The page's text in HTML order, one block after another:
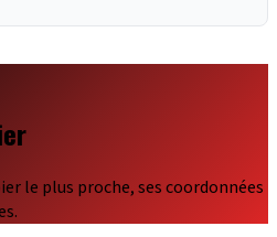
le plus proche, ses coordonnées